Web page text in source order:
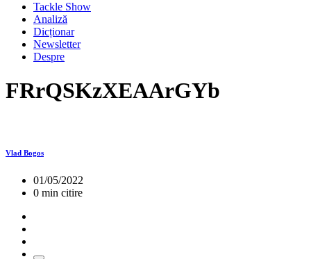
Tackle Show
Analiză
Dicționar
Newsletter
Despre
FRrQSKzXEAArGYb
Vlad Bogos
01/05/2022
0 min citire